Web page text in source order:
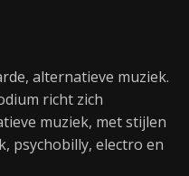
alternatieve muziek.
richt zich
muziek, met stijlen
psychobilly, electro en